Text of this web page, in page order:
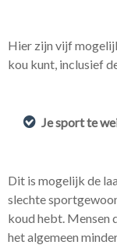
Hier zijn vijf
kou kunt, inclusief
Je sport te
Dit is mogelijk de
slechte
koud hebt. Mensen
het algemeen